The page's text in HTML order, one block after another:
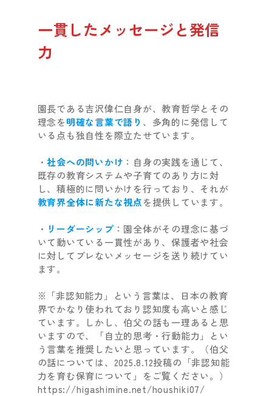
一貫したメッセージと発信
力
園長である吉沢偉仁自身が、教育哲学とその
理念を明確な言葉で語り 、多角的に発信して
いる点も独自性を際立たせています。
・社会への問いかけ ：自身の実践を通じて、
既存の教育システムや子育てのあり方に対
し、積極的に問いかけを行っており、それが
教育界全体に新たな視点を提供しています。
・ リーダーシップ ：園全体がその理念に基づ
いて動いている一貫性があり、保護者や社会
に対してブレないメッセージを送り続けてい
ます。
※「非認知能力」という言葉は、日本の教育
界でかなり使われており認知度も高いと感じ
ています。しかし、伯父の話も一理あると思
いますので、「自立的思考・行動能力」とい
う言葉を推奨したいと思っています。（伯父
の話については、2025.8.12投稿の「非認知能
力を育む保育について」をご覧ください。）
https://higashimine.net/houshiki07/